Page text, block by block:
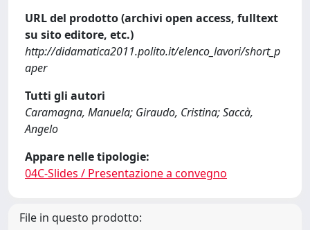
URL del prodotto (archivi open access, fulltext
su sito editore, etc.)
http://didamatica2011.polito.it/elenco_lavori/short_p
aper
Tutti gli autori
Caramagna, Manuela; Giraudo, Cristina; Saccà,
Angelo
Appare nelle tipologie:
04C-Slides / Presentazione a convegno
File in questo prodotto: